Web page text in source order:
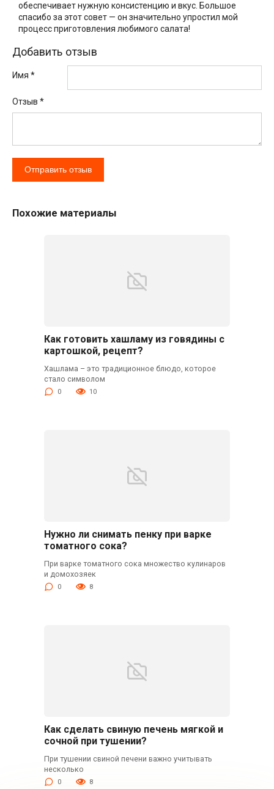
обеспечивает нужную консистенцию и вкус. Большое
спасибо за этот совет — он значительно упростил мой
процесс приготовления любимого салата!
Добавить отзыв
Имя *
Отзыв *
Похожие материалы
Как готовить хашламу из говядины с
картошкой, рецепт?
Хашлама – это традиционное блюдо, которое
стало символом
0 10
Нужно ли снимать пенку при варке
томатного сока?
При варке томатного сока множество кулинаров
и домохозяек
0 8
Как сделать свиную печень мягкой и
сочной при тушении?
При тушении свиной печени важно учитывать
несколько
0 8